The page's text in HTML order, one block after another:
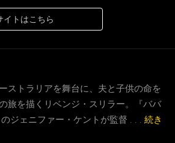
イトはこちら
ストラリアを舞台に、夫と子供の命を
旅を描くリベンジ・スリラー。『ババ
ジェニファー・ケントが監督 . . . 続き